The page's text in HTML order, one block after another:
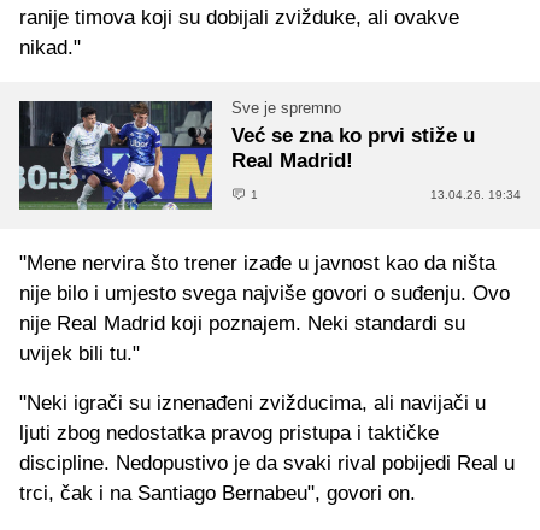
ranije timova koji su dobijali zvižduke, ali ovakve
nikad."
Sve je spremno
Već se zna ko prvi stiže u
Real Madrid!
1 13.04.26. 19:34
"Mene nervira što trener izađe u javnost kao da ništa
nije bilo i umjesto svega najviše govori o suđenju. Ovo
nije Real Madrid koji poznajem. Neki standardi su
uvijek bili tu."
"Neki igrači su iznenađeni zvižducima, ali navijači u
ljuti zbog nedostatka pravog pristupa i taktičke
discipline. Nedopustivo je da svaki rival pobijedi Real u
trci, čak i na Santiago Bernabeu", govori on.